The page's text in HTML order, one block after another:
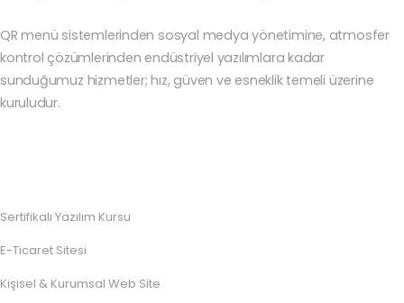
QR menü sistemlerinden sosyal medya yönetimine, atmosfer
kontrol çözümlerinden endüstriyel yazılımlara kadar
sunduğumuz hizmetler; hız, güven ve esneklik temeli üzerine
kuruludur.
Sertifikalı Yazılım Kursu
E-Ticaret Sitesi
Kişisel & Kurumsal Web Site